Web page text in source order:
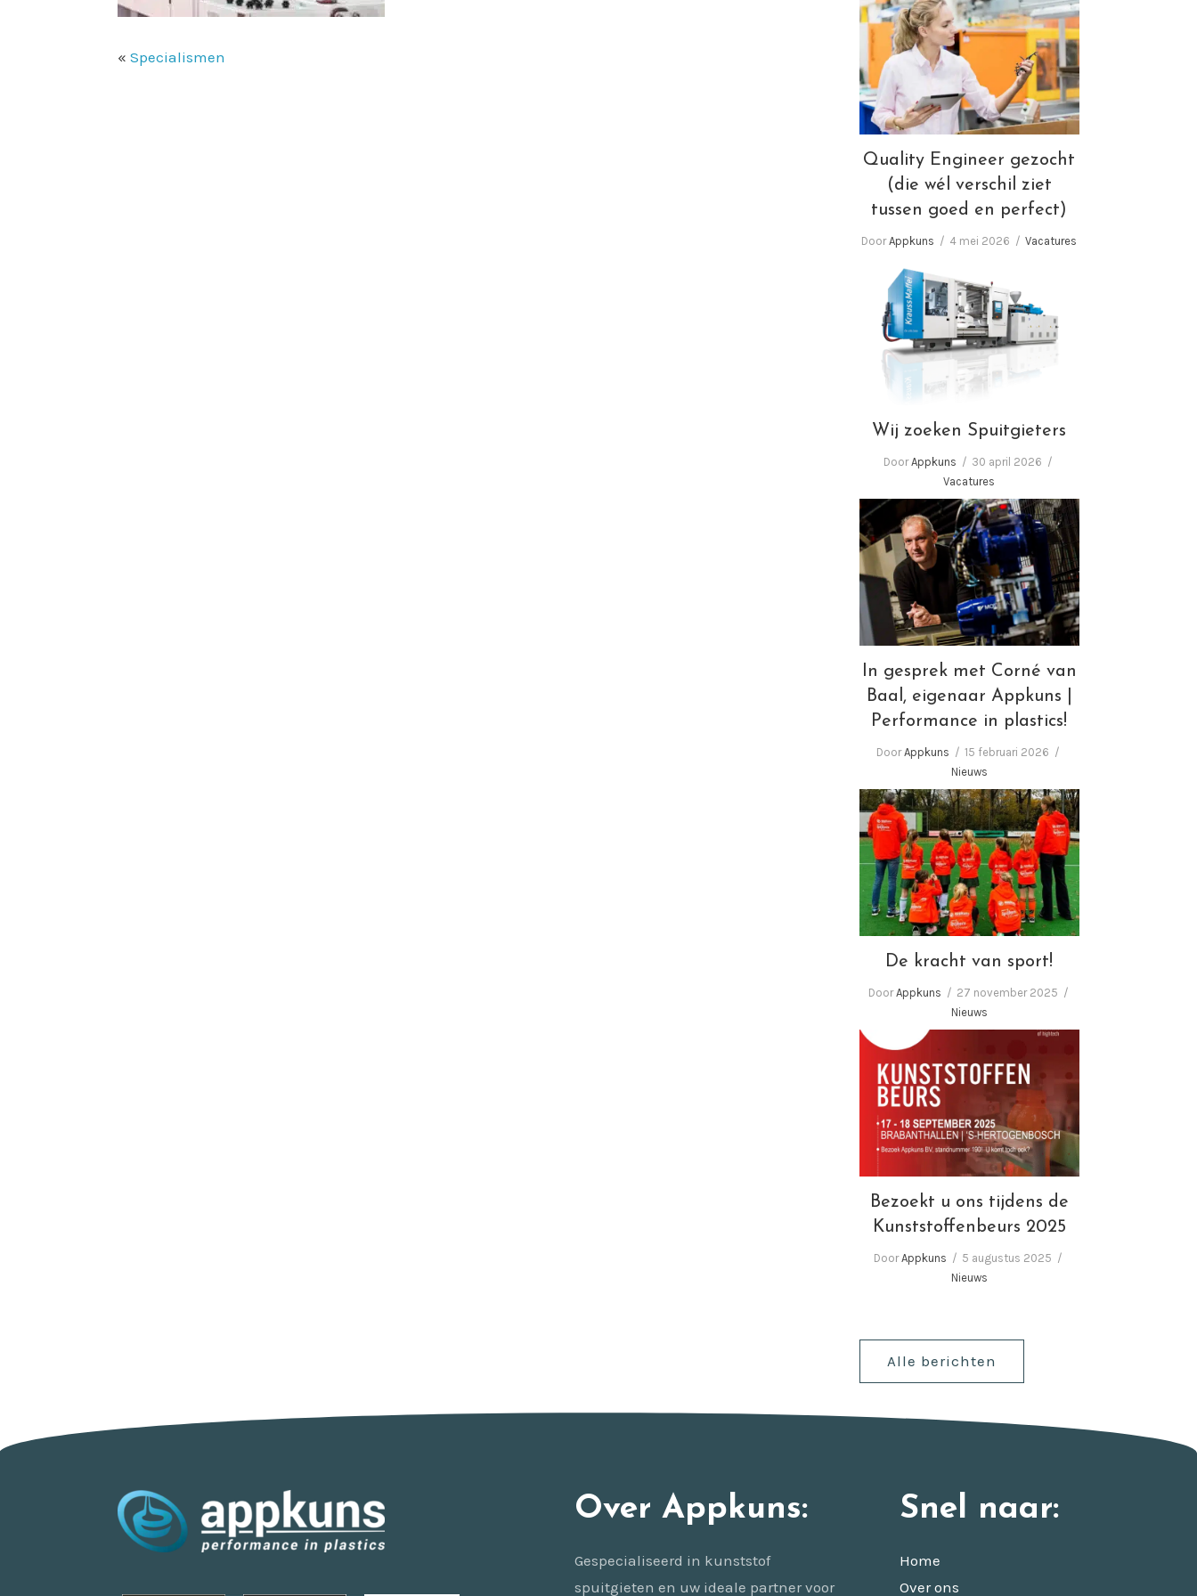
« Specialismen
Quality Engineer gezocht
(die wél verschil ziet tussen
goed en perfect)
Quality Engineer gezocht
(die wél verschil ziet
tussen goed en perfect)
DoorAppkuns 4 mei 2026 Vacatures
Wij zoeken Spuitgieters
Wij zoeken Spuitgieters
DoorAppkuns
30 april 2026
Vacatures
In gesprek met Corné van
Baal, eigenaar Appkuns |
Performance in plastics!
In gesprek met Corné van
Baal, eigenaar Appkuns |
Performance in plastics!
DoorAppkuns
15 februari 2026
Nieuws
De kracht van sport!
De kracht van sport!
DoorAppkuns
27 november 2025
Nieuws
Bezoekt u ons tijdens de
Kunststoffenbeurs 2025
Bezoekt u ons tijdens de
Kunststoffenbeurs 2025
DoorAppkuns
5 augustus 2025
Nieuws
Alle berichten
Over Appkuns:
Gespecialiseerd in kunststof
spuitgieten en uw ideale partner voor
Snel naar:
Home
Over ons